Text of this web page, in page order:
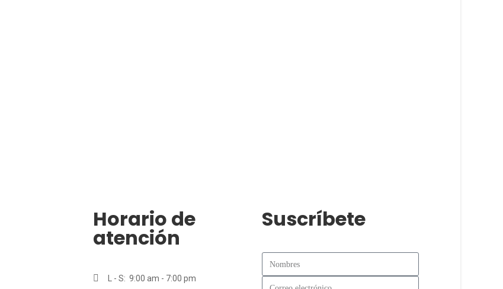
Horario de
atención
L - S: 9:00 am - 7:00 pm
Suscríbete